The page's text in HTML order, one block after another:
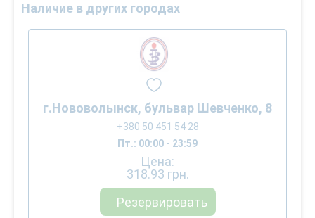
Наличие в других городах
г.Нововолынск, бульвар Шевченко, 8
+380 50 451 54 28
Пт.: 00:00 - 23:59
Цена:
318.93 грн.
Резервировать